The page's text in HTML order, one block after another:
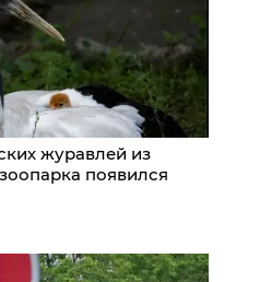
журавлей из
появился